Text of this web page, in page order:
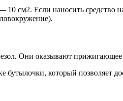
см2. Если наносить
Они оказывают
который позволяет